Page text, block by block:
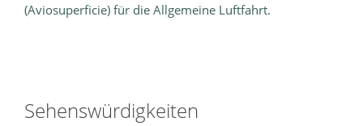
(Aviosuperficie) für die Allgemeine Luftfahrt.
Sehenswürdigkeiten